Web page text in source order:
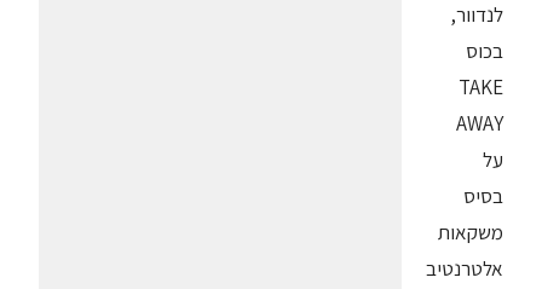
לנדוור,
בכוס
TAKE
AWAY
על
בסיס
משקאות
אלטרנטיב